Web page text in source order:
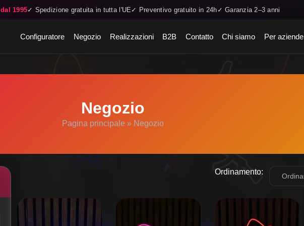
1995✓ Spedizione gratuita in tutta l'UE ✓ Preventivo gratuito in 24h ✓ Garanzia 2–3 anni
Configuratore Negozio Realizzazioni B2B Contatto Chi siamo Per aziende
Negozio
Pagina principale » Negozio
Ordinamento: